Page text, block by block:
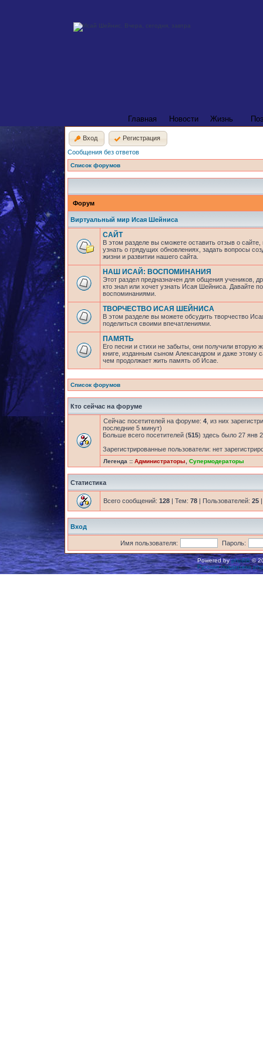
Главная Новости Жизнь
Вход
Регистрация
Сообщения без ответов
Список форумов
Форум
Виртуальный мир Исая Шейниса
САЙТ
В этом разделе вы сможете оставить отзыв о
узнать о грядущих обновлениях, задать вопросы
жизни и развитии нашего сайта.
НАШ ИСАЙ: ВОСПОМИНАНИЯ
Этот раздел предназначен для общения учеников,
кто знал или хочет узнать Исая Шейниса. Давайте
воспоминаниями.
ТВОРЧЕСТВО ИСАЯ ШЕЙНИСА
В этом разделе вы можете обсудить творчество
поделиться своими впечатлениями.
ПАМЯТЬ
Его песни и стихи не забыты, они получили вторую
книге, изданным сыном Александром и даже этому
чем продолжает жить память об Исае.
Список форумов
Кто сейчас на форуме
Сейчас посетителей на форуме: 4 , из них
последние 5 минут)
Больше всего посетителей (515) здесь было 27 янв
Зарегистрированные пользователи: нет
Легенда :: Администраторы Супермодераторы
Статистика
Всего сообщений: 128 | Тем: 78 | Пользователей: 25
Вход
Имя пользователя: Пароль:
Powered byphpBB©
Русская поддержка